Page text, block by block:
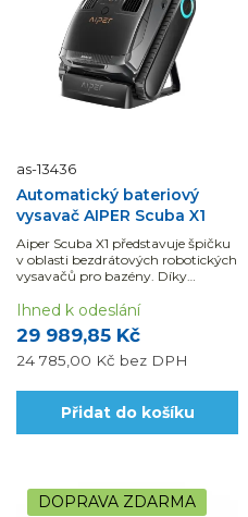
as-13436
Automatický bateriový
vysavač AIPER Scuba X1
Aiper Scuba X1 představuje špičku
v oblasti bezdrátových robotických
vysavačů pro bazény. Díky
inteligentní navigaci WavePath 3.0
zajišťuje důkladné čištění dna, stěn
i...
29 989,85 Kč
24 785,00 Kč bez DPH
Ihned k odeslání
Přidat do košíku
DOPRAVA ZDARMA